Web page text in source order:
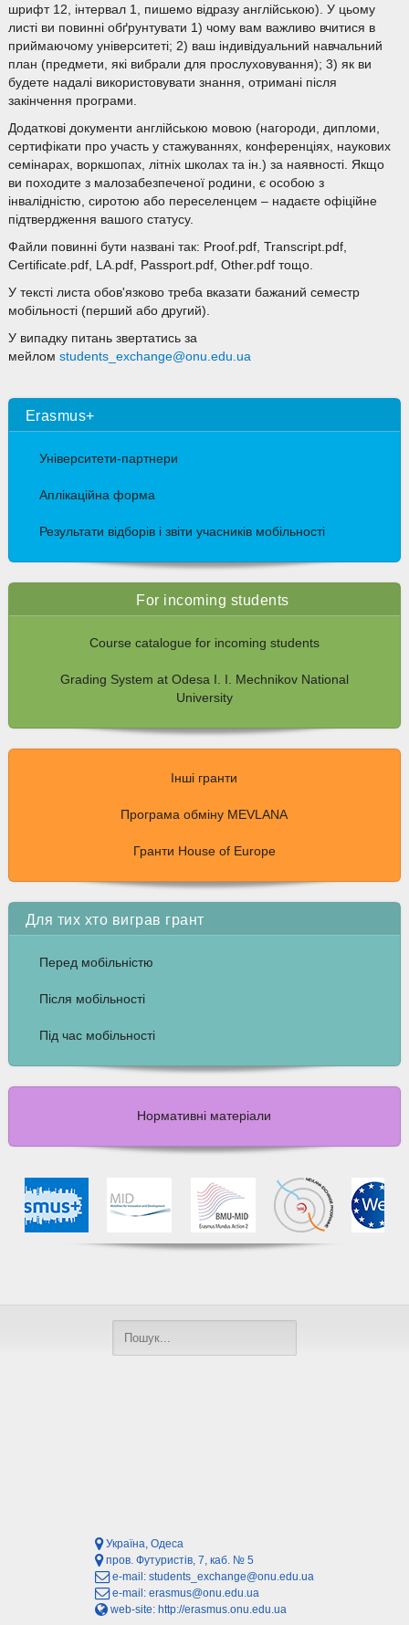
шрифт 12, інтервал 1, пишемо відразу англійською). У цьому
листі ви повинні обґрунтувати 1) чому вам важливо вчитися в
приймаючому університеті; 2) ваш індивідуальний навчальний
план (предмети, які вибрали для прослуховування); 3) як ви
будете надалі використовувати знання, отримані після
закінчення програми.
Додаткові документи англійською мовою (нагороди, дипломи,
сертифікати про участь у стажуваннях, конференціях, наукових
семінарах, воркшопах, літніх школах та ін.) за наявності. Якщо
ви походите з малозабезпеченої родини, є особою з
інвалідністю, сиротою або переселенцем – надаєте офіційне
підтвердження вашого статусу.
Файли повинні бути названі так: Proof.pdf, Transcript.pdf,
Certificate.pdf, LA.pdf, Passport.pdf, Other.pdf тощо.
У тексті листа обов'язково треба вказати бажаний семестр
мобільності (перший або другий).
У випадку питань звертатись за
мейлом students_exchange@onu.edu.ua
Erasmus+
Університети-партнери
Аплікаційна форма
Результати відборів і звіти учасників мобільності
For incoming students
Course catalogue for incoming students
Grading System at Odesa I. I. Mechnikov National
University
Інші гранти
Програма обміну MEVLANA
Гранти House of Europe
Для тих хто виграв грант
Перед мобільністю
Після мобільності
Під час мобільності
Нормативні матеріали
Україна, Одеса
пров. Футуристів, 7, каб. № 5
e-mail: students_exchange@onu.edu.ua
e-mail: erasmus@onu.edu.ua
web-site: http://erasmus.onu.edu.ua